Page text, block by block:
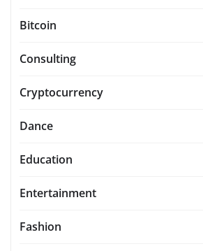
Bitcoin
Consulting
Cryptocurrency
Dance
Education
Entertainment
Fashion